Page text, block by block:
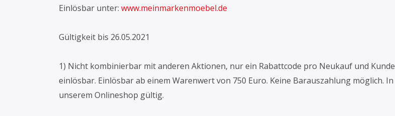
Einlösbar unter: www.meinmarkenmoebel.de
Gültigkeit bis 26.05.2021
1) Nicht kombinierbar mit anderen Aktionen, nur ein Rabattcode pro Neukauf und Kunde
einlösbar. Einlösbar ab einem Warenwert von 750 Euro. Keine Barauszahlung möglich. In
unserem Onlineshop gültig.